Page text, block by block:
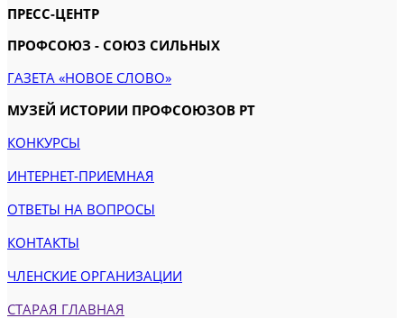
ПРЕСС-ЦЕНТР
ПРОФСОЮЗ - СОЮЗ СИЛЬНЫХ
ГАЗЕТА «НОВОЕ СЛОВО»
МУЗЕЙ ИСТОРИИ ПРОФСОЮЗОВ РТ
КОНКУРСЫ
ИНТЕРНЕТ-ПРИЕМНАЯ
ОТВЕТЫ НА ВОПРОСЫ
КОНТАКТЫ
ЧЛЕНСКИЕ ОРГАНИЗАЦИИ
СТАРАЯ ГЛАВНАЯ